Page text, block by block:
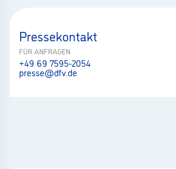
Pressekontakt
FÜR ANFRAGEN
+49 69 7595-2054
presse@dfv.de